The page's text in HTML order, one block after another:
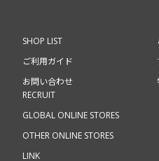
SHOP LIST
ご利用ガイド
お問い合わせ
RECRUIT
GLOBAL ONLINE STORES
OTHER ONLINE STORES
LINK